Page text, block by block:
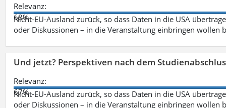
Relevanz:
68%
Nicht-EU-Ausland zurück, so dass Daten in die USA
oder Diskussionen – in die Veranstaltung einbringen wollen
Und jetzt? Perspektiven nach dem
Relevanz:
67%
Nicht-EU-Ausland zurück, so dass Daten in die USA
oder Diskussionen – in die Veranstaltung einbringen wollen